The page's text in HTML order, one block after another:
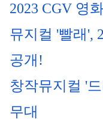
2023 CGV 영
뮤지컬 '빨래',
공개!
창작뮤지컬 '
무대